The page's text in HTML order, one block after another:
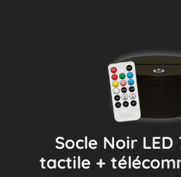
Socle Noir LED
tactile +